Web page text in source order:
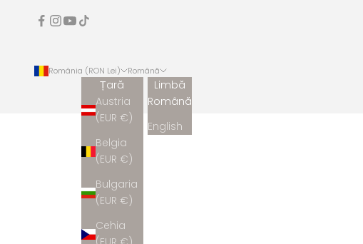
România (RON Lei)
Țară
Austria
(EUR €)
Belgia
(EUR €)
Bulgaria
(EUR €)
Cehia
Română
Limbă
Română
English